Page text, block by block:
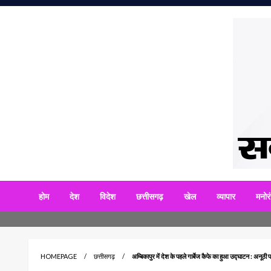
Skip
होम देश विदेश छत्तीसगढ़ खेल व्यापार
HOMEPAGE छत्तीसगढ़ अम्बिकापुर में देश के पहले गार्बेज कैफे का हुआ उद्घाटन : अनूठी